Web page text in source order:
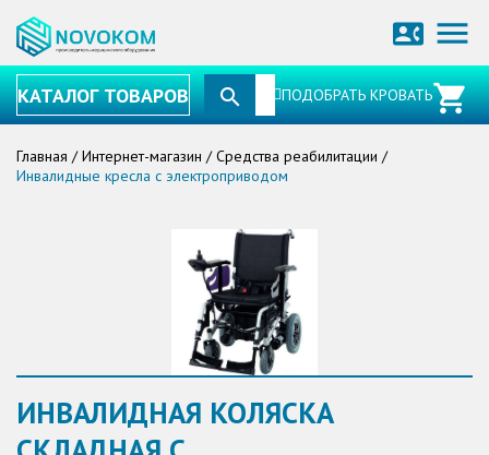
menu
contact_phone
КАТАЛОГ ТОВАРОВ ПОДОБРАТЬ КРОВАТЬ
Главная / Интернет-магазин / Средства реабилитации /
Инвалидные кресла с электроприводом
ИНВАЛИДНАЯ КОЛЯСКА